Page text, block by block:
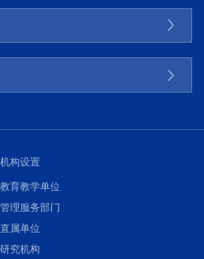
机构设置
教育教学单位
管理服务部门
直属单位
研究机构